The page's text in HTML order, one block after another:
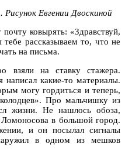
Евгении Двоскиной
ковырять: «Здравствуй,
рассказываем то, что не
на письма.
взяли на ставку стажера.
какие-то материалы.
могу гордиться и теперь,
Про мальчишку из
жизни. Не нашлось обоза,
Ломоносова в большой город.
и он посылал сигналы
в одном из мешков